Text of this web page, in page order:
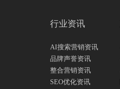
行业资讯
AI搜索营销资讯
品牌声誉资讯
整合营销资讯
SEO优化资讯